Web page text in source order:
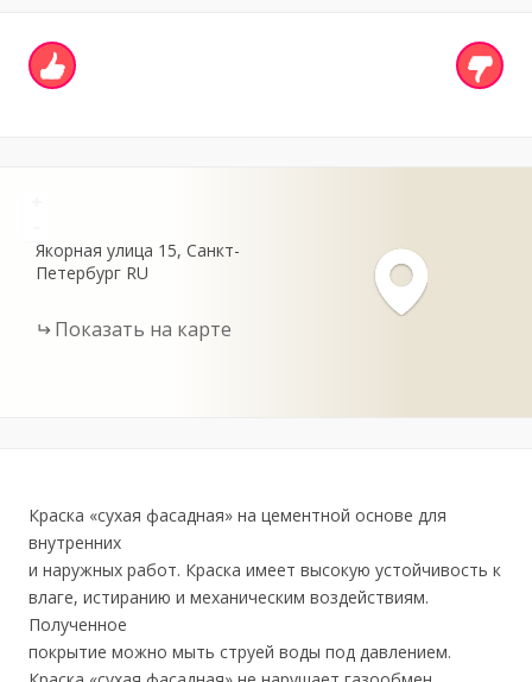
Якорная улица 15 Санкт-
Петербург RU
Показать на карте
Краска «сухая фасадная» на цементной основе для
внутренних
и наружных работ. Краска имеет высокую устойчивость к
влаге, истиранию и механическим воздействиям.
Полученное
покрытие можно мыть струей воды под давлением.